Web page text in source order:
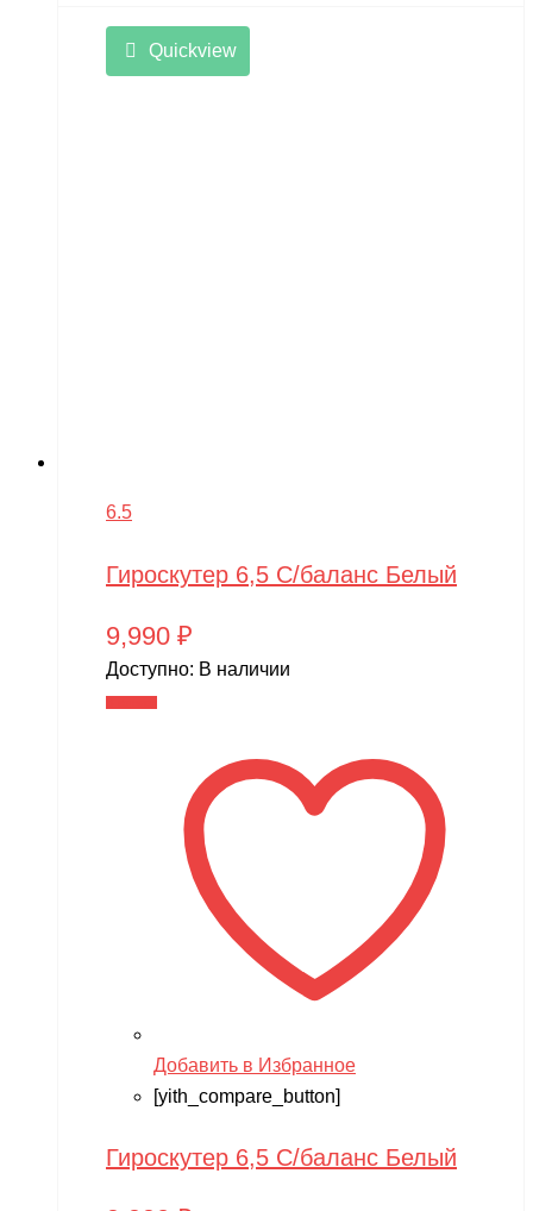
Quickview
6.5
Гироскутер 6,5 С/баланс Белый
9,990 ₽
Доступно: В наличии
Добавить в Избранное
[yith_compare_button]
Гироскутер 6,5 С/баланс Белый